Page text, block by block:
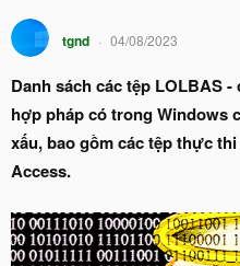
tgnd 04/08/2023
Danh sách các tệp LOLBAS
hợp pháp có trong Windows
xấu, bao gồm các tệp thực
Access.